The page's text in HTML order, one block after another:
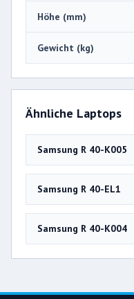
Höhe (mm)
Gewicht (kg)
Ähnliche Laptops
Samsung R 40-K005
Samsung R 40-EL1
Samsung R 40-K004